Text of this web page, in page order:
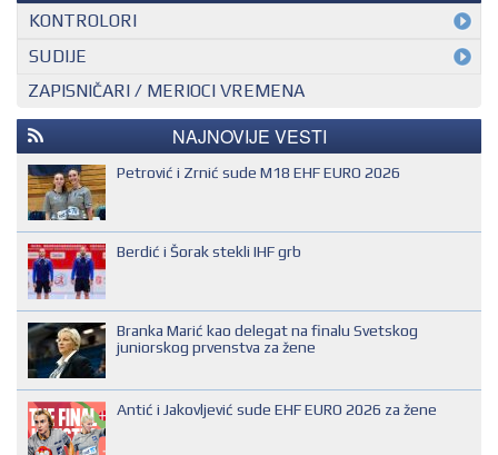
KONTROLORI
MEĐUNARODNI KONTROLOR
NACIONALNI KONTROLOR
REGIONALNI KONTROLOR
SUDIJE
EHF SUDIJA
IHF SUDIJA
MLADI EVROPSKI SUDIJA
NACIONALNI SUDIJA
REGIONALNI SUDIJA
SUDIJA DRUGE KATEGORIJE
SUDIJA OMLADINAC
SUDIJA PRVE KATEGORIJE
ZAPISNIČARI / MERIOCI VREMENA
NAJNOVIJE VESTI
Petrović i Zrnić sude M18 EHF EURO 2026
Berdić i Šorak stekli IHF grb
Branka Marić kao delegat na finalu Svetskog
juniorskog prvenstva za žene
Antić i Jakovljević sude EHF EURO 2026 za žene